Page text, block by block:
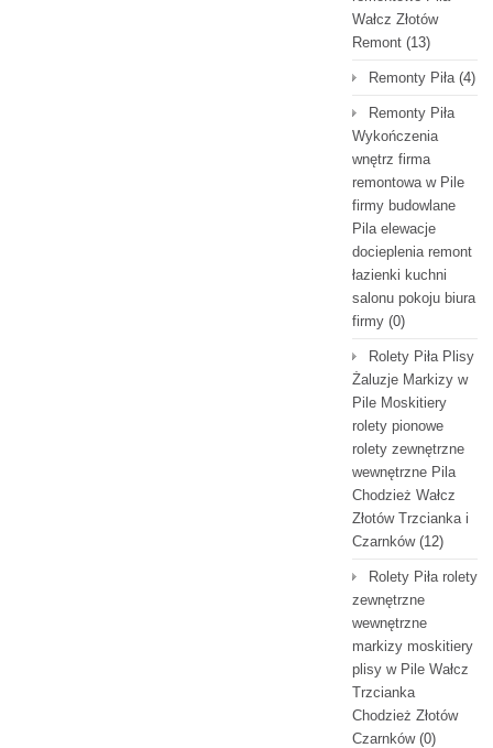
Wałcz Złotów
Remont (13)
Remonty Piła(4)
Remonty Piła
Wykończenia
wnętrz firma
remontowa w Pile
firmy budowlane
Pila elewacje
docieplenia remont
łazienki kuchni
salonu pokoju biura
firmy (0)
Rolety Piła Plisy
Żaluzje Markizy w
Pile Moskitiery
rolety pionowe
rolety zewnętrzne
wewnętrzne Pila
Chodzież Wałcz
Złotów Trzcianka i
Czarnków(12)
Rolety Piła rolety
zewnętrzne
wewnętrzne
markizy moskitiery
plisy w Pile Wałcz
Trzcianka
Chodzież Złotów
Czarnków(0)